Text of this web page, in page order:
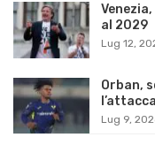
al 2029
Lug 12,
Orban,
Lug 9,